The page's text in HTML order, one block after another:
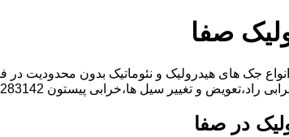
صفا
جک های هیدرولیک و نئوماتیک بدون محدودیت در
سیل ها،خرابی پیستون 09125283142 آقای مهدی ابراهیمی
در صفا